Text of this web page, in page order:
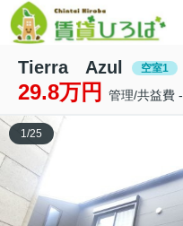
Tierra Azul 空室1
29.8万円 管理/共益費 -
1/25